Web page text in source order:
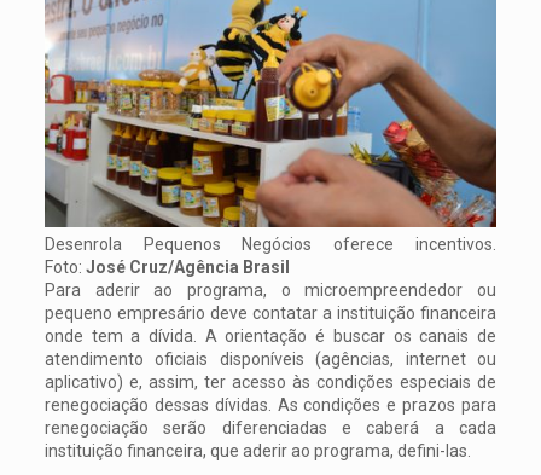
Desenrola Pequenos Negócios oferece incentivos.
Foto: José Cruz/Agência Brasil
Para aderir ao programa, o microempreendedor ou
pequeno empresário deve contatar a instituição financeira
onde tem a dívida. A orientação é buscar os canais de
atendimento oficiais disponíveis (agências, internet ou
aplicativo) e, assim, ter acesso às condições especiais de
renegociação dessas dívidas. As condições e prazos para
renegociação serão diferenciadas e caberá a cada
instituição financeira, que aderir ao programa, defini-las.